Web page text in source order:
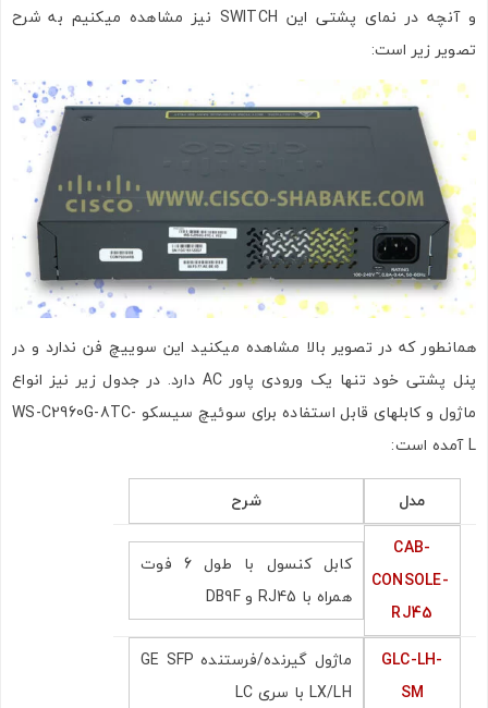
و آنچه در نمای پشتی این SWITCH نیز مشاهده میکنیم به شرح
تصویر زیر است:
همانطور که در تصویر بالا مشاهده میکنید این سوییچ فن ندارد و در
پنل پشتی خود تنها یک ورودی پاور AC دارد. در جدول زیر نیز انواع
ماژول و کابلهای قابل استفاده برای سوئیچ سیسکو WS-C2960G-8TC-
L آمده است:
مدل
شرح
CAB-
CONSOLE-
RJ45
کابل کنسول با طول 6 فوت
همراه با RJ45 و DB9F
GLC-LH-
SM
ماژول گیرنده/فرستنده GE SFP
LX/LH با سری LC
ارسال